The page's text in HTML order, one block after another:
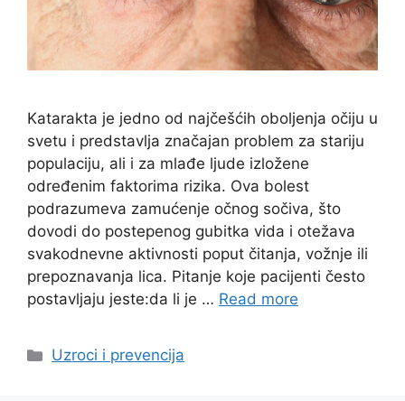
Katarakta je jedno od najčešćih oboljenja očiju u
svetu i predstavlja značajan problem za stariju
populaciju, ali i za mlađe ljude izložene
određenim faktorima rizika. Ova bolest
podrazumeva zamućenje očnog sočiva, što
dovodi do postepenog gubitka vida i otežava
svakodnevne aktivnosti poput čitanja, vožnje ili
prepoznavanja lica. Pitanje koje pacijenti često
postavljaju jeste:da li je … Read more
Categories
Uzroci i prevencija